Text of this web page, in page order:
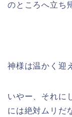
のところへ立ち
神様は温かく迎
いやー、それに
には絶対ムリだ